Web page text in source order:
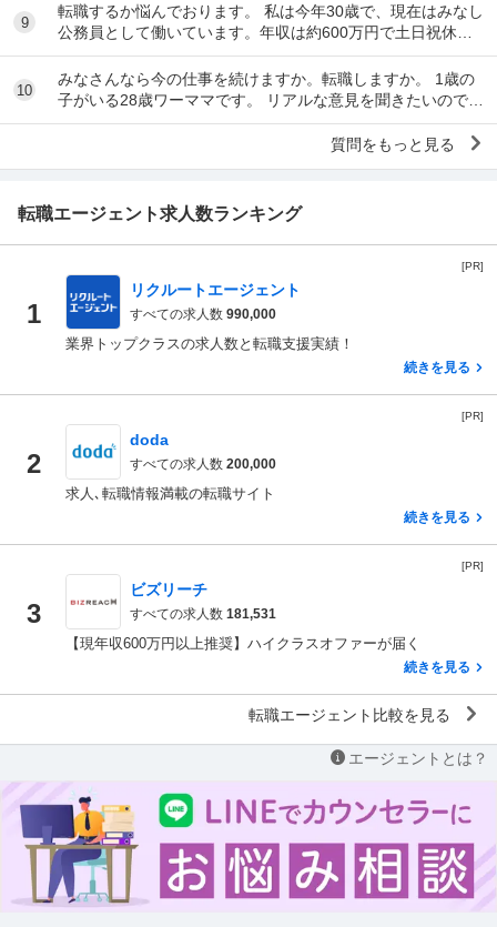
9
転職するか悩んでおります。 私は今年30歳で、現在はみなし
公務員として働いています。年収は約600万円で土日祝休み
です。 このまま現在の職場で40代～50...
10
みなさんなら今の仕事を続けますか。転職しますか。 1歳の
子がいる28歳ワーママです。 リアルな意見を聞きたいので現
在もしくは過去ワーママだった方のみ、回...
質問をもっと見る
転職エージェント求人数ランキング
[PR]
1
リクルートエージェント
すべての求人数 990,000
業界トップクラスの求人数と転職支援実績！
続きを見る
[PR]
2
doda
すべての求人数 200,000
求人､転職情報満載の転職サイト
続きを見る
[PR]
3
ビズリーチ
すべての求人数 181,531
【現年収600万円以上推奨】ハイクラスオファーが届く
続きを見る
転職エージェント比較を見る
エージェントとは？